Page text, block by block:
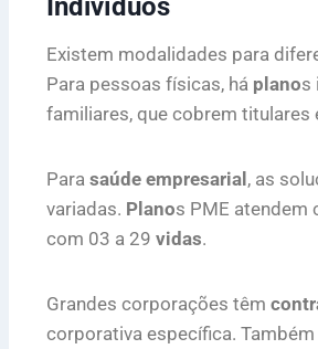
Indivíduos
Existem modalidades para
Para pessoas físicas, há planos
familiares, que cobrem titulares
Para saúde empresarial, as
variadas. Planos PME atendem
com 03 a 29 vidas.
Grandes corporações têm
corporativa específica. Também